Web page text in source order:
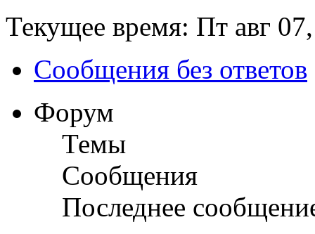
Текущее время: Пт авг
Сообщения без ответов
Форум
Темы
Сообщения
Последнее